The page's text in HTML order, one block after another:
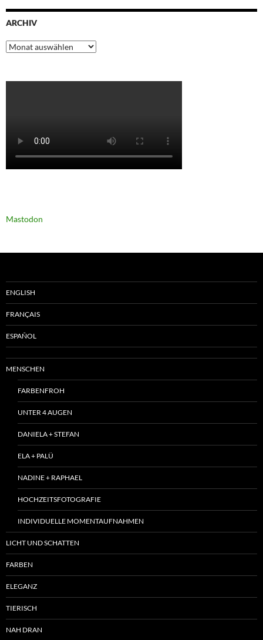
ARCHIV
Archiv
Mastodon
ENGLISH
FRANÇAIS
ESPAÑOL
MENSCHEN
FARBENFROH
UNTER 4 AUGEN
DANIELA + STEFAN
ELA + PALÜ
NADINE + RAPHAEL
HOCHZEITSFOTOGRAFIE
INDIVIDUELLE MOMENTAUFNAHMEN
LICHT UND SCHATTEN
FARBEN
ELEGANZ
TIERISCH
NAH DRAN